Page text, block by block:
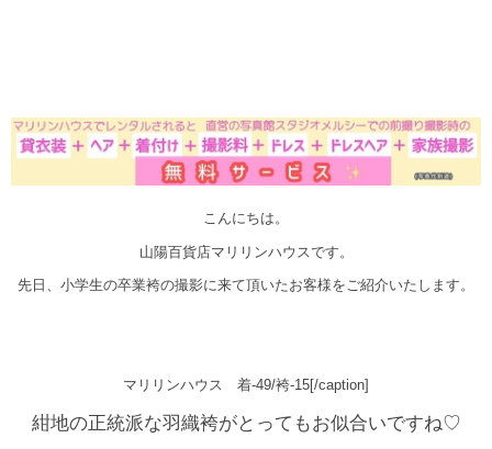
こんにちは。
山陽百貨店マリリンハウスです。
先日、小学生の卒業袴の撮影に来て頂いたお客様をご紹介いたします。
マリリンハウス 着-49/袴-15[/caption]
紺地の正統派な羽織袴がとってもお似合いですね♡